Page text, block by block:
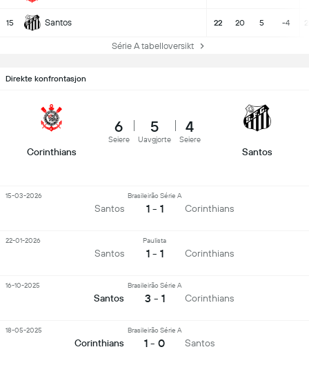
15 Santos 22 20 5 -4
Série A tabelloversikt
Direkte konfrontasjon
Corinthians
6
Seiere
5
Uavgjorte
4
Seiere
Santos
Santos
Brasileirão Série A
1 - 1 Corinthians
15-03-2026
Santos
Paulista
1 - 1 Corinthians
22-01-2026
Santos
Brasileirão Série A
3 - 1 Corinthians
16-10-2025
Corinthians
Brasileirão Série A
1 - 0 Santos
18-05-2025